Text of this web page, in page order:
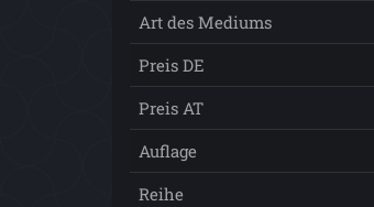
Art des Mediums
Preis DE
Preis AT
Auflage
Reihe